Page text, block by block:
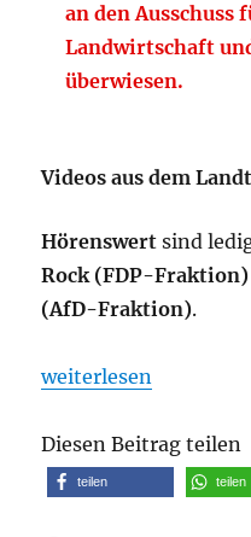
an den Ausschuss
Landwirtschaft
überwiesen.
Videos aus dem
Hörenswert sind
Rock (FDP-Fraktion)
(AfD-Fraktion).
„2. Plenarsitzung
weiterlesen
Diesen Beitrag teilen
teilen teilen